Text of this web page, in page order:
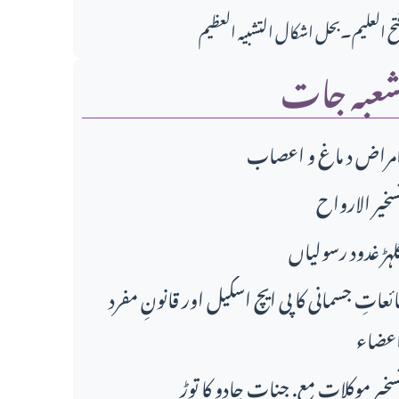
العلیم۔بحل اشکال التشبیہ العظیم
جات
د ماغ و اعصاب
الارواح
غدود رسولیاں
جسمانی کا پی ایچ اسکیل اور قانونِ مفرد
موکلات مع. جنات جادو کا توڑ